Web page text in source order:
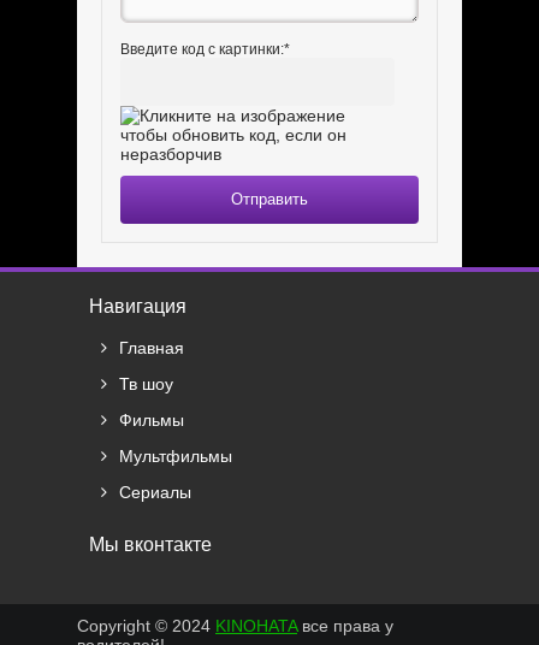
Введите код с картинки:*
Отправить
Навигация
Главная
Тв шоу
Фильмы
Мультфильмы
Сериалы
Мы вконтакте
Copyright © 2024 KINOHATAвсе права у